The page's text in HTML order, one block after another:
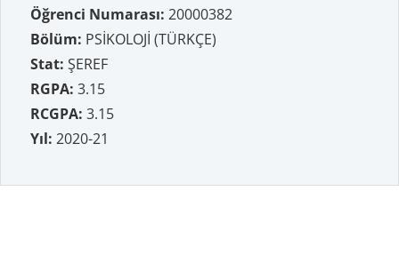
Öğrenci Numarası: 20000382
Bölüm: PSİKOLOJİ (TÜRKÇE)
Stat: ŞEREF
RGPA: 3.15
RCGPA: 3.15
Yıl: 2020-21